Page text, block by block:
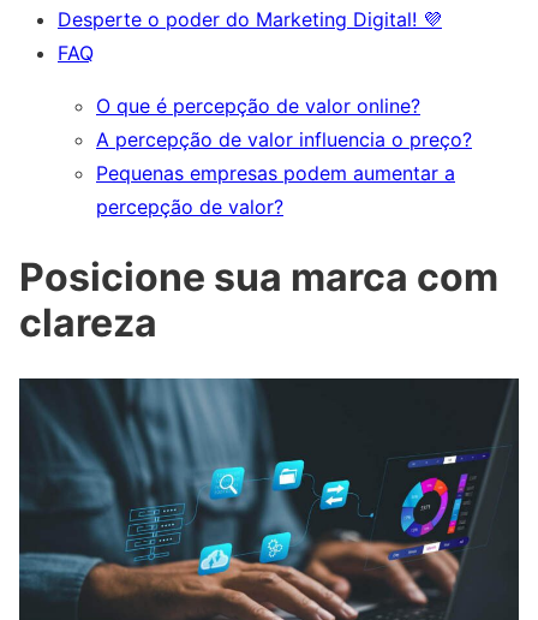
Desperte o poder do Marketing Digital! 💜
FAQ
O que é percepção de valor online?
A percepção de valor influencia o preço?
Pequenas empresas podem aumentar a
percepção de valor?
Posicione sua marca com
clareza